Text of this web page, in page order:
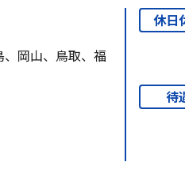
岡山、鳥取、福
休日
待